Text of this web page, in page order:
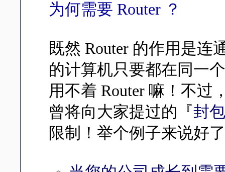
为何需要 Router ？
既然 Router 的作用是连
的计算机只要都在同一
用不着 Router 嘛！不过
曾将向大家提过的『封
限制！举个例子来说好